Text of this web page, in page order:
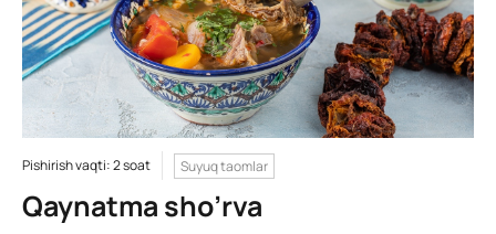
Pishirish vaqti: 2 soat Suyuq taomlar
Qaynatma sho’rva